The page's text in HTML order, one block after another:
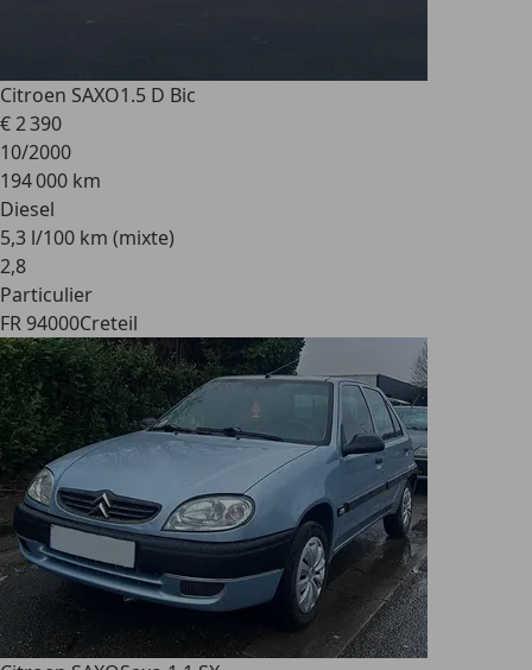
Citroen SAXO1.5 D Bic
€ 2 390
10/2000
194 000 km
Diesel
5,3 l/100 km (mixte)
2,8
Particulier
FR 94000Creteil